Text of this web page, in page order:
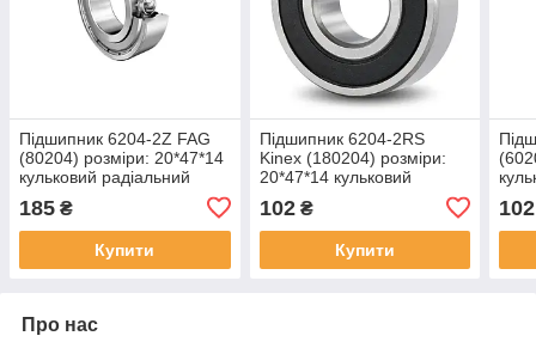
Підшипник 6204-2Z FAG
(80204) розміри: 20*47*14
кульковий радіальний
185 ₴
Купити
Підшипник 6204-2RS
Kinex (180204) розміри:
20*47*14 кульковий
102₴
Купити
102
Про нас